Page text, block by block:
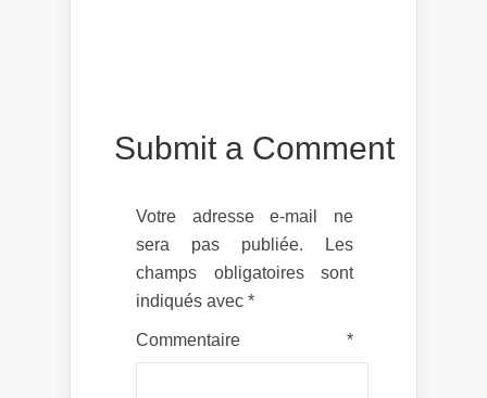
Submit a Comment
Votre adresse e-mail ne
sera pas publiée.
Les
champs obligatoires sont
indiqués avec *
Commentaire *